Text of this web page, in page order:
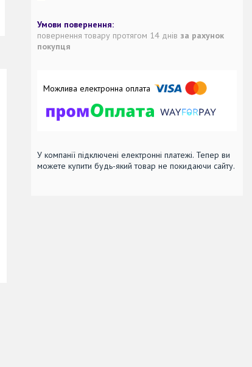
повернення товару протягом 14 днів за рахунок
покупця
У компанії підключені електронні платежі. Тепер ви
можете купити будь-який товар не покидаючи сайту.